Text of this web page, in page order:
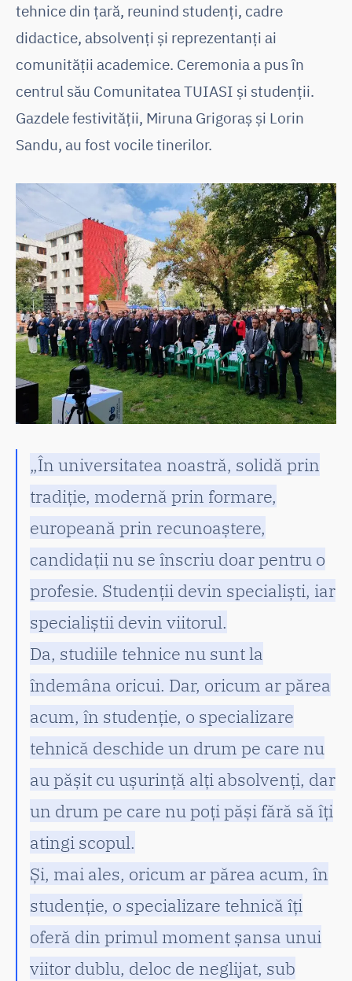
tehnice din țară, reunind studenți, cadre
didactice, absolvenți și reprezentanți ai
comunității academice. Ceremonia a pus în
centrul său Comunitatea TUIASI și studenții.
Gazdele festivității, Miruna Grigoraș și Lorin
Sandu, au fost vocile tinerilor.
„În universitatea noastră, solidă prin
tradiție, modernă prin formare,
europeană prin recunoaștere,
candidații nu se înscriu doar pentru o
profesie. Studenții devin specialiști, iar
specialiștii devin viitorul.
Da, studiile tehnice nu sunt la
îndemâna oricui. Dar, oricum ar părea
acum, în studenție, o specializare
tehnică deschide un drum pe care nu
au pășit cu ușurință alți absolvenți, dar
un drum pe care nu poți păși fără să îți
atingi scopul.
Și, mai ales, oricum ar părea acum, în
studenție, o specializare tehnică îți
oferă din primul moment șansa unui
viitor dublu, deloc de neglijat, sub